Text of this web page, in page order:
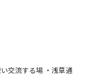
交流する場 ・浅草通